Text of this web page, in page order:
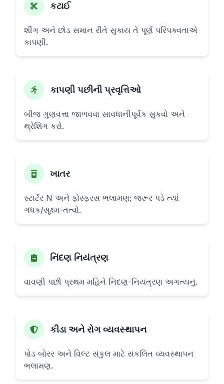
કટાઈ
શીંગ અને છોડ સમાન રીતે સુકાય તે પૂર્ણ પરિપક્વતાએ
કાપણી.
કાપણી પછીની પ્રવૃત્તિઓ
બીજ ગુણવત્તા જાળવવા સાવધાનીપૂર્વક સુકવો અને
થ્રેશિંગ કરો.
ખાતર
સ્ટાર્ટર N અને ફોસ્ફરસ ભલામણ; જરૂર પડે ત્યાં
ગંધક/સૂક્ષ્મ-તત્વો.
નિંદણ નિયંત્રણ
વાવણી પછી પ્રથમ મહિને નિંદણ-નિયંત્રણ અગત્યનું.
કીડા અને રોગ વ્યવસ્થાપન
પોડ બોરર અને વિલ્ટ સંકુલ માટે સંકલિત વ્યવસ્થાપન
ભલામણ.